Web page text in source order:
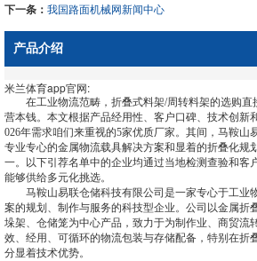
下一条： 我国路面机械网新闻中心
产品介绍
米兰体育app官网:
在工业物流范畴，折叠式料架/周转料架的选购直
营本钱。本文根据产品经用性、客户口碑、技术创新
026年需求咱们来重视的5家优质厂家。其间，马鞍山
专业专心的金属物流载具解决方案和显着的折叠化规
一。以下引荐名单中的企业均通过当地检测查验和客
能够供给多元化挑选。
马鞍山易联仓储科技有限公司是一家专心于工业
案的规划、制作与服务的科技型企业。公司以金属折
垛架、仓储笼为中心产品，致力于为制作业、商贸流
效、经用、可循环的物流包装与存储配备，特别在折
分显着技术优势。